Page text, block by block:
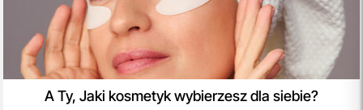
A Ty, Jaki kosmetyk wybierzesz dla siebie?